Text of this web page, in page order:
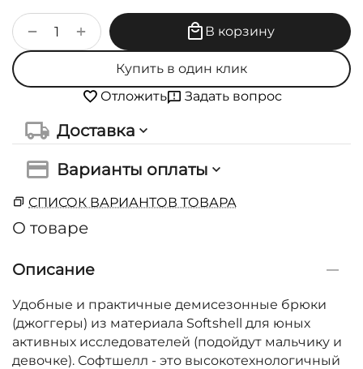
+
− В корзину
Купить в один клик
Отложить
Задать вопрос
Доставка
Варианты оплаты
СПИСОК ВАРИАНТОВ ТОВАРА
О товаре
Описание
Удобные и практичные демисезонные брюки
(джоггеры) из материала Softshell для юных
активных исследователей (подойдут мальчику и
девочке). Софтшелл - это высокотехнологичный